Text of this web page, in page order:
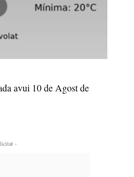
avui 10 de Agost de
-